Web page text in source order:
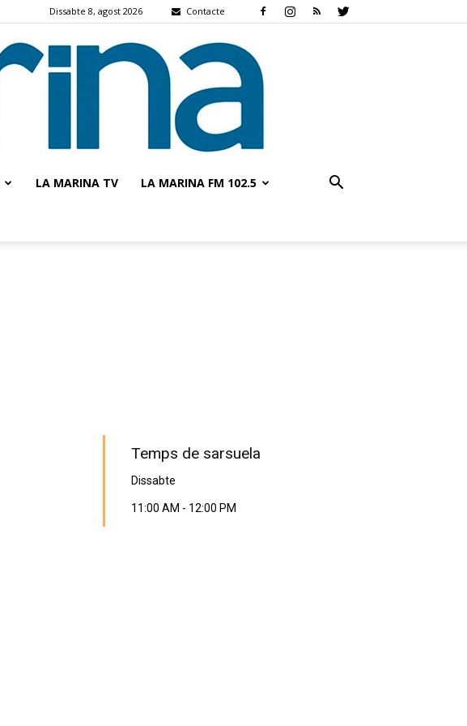
Dissabte 8, agost 2026 Contacte
LA MARINA TV LA MARINA FM 102.5
Temps de sarsuela
Dissabte
11:00 AM - 12:00 PM